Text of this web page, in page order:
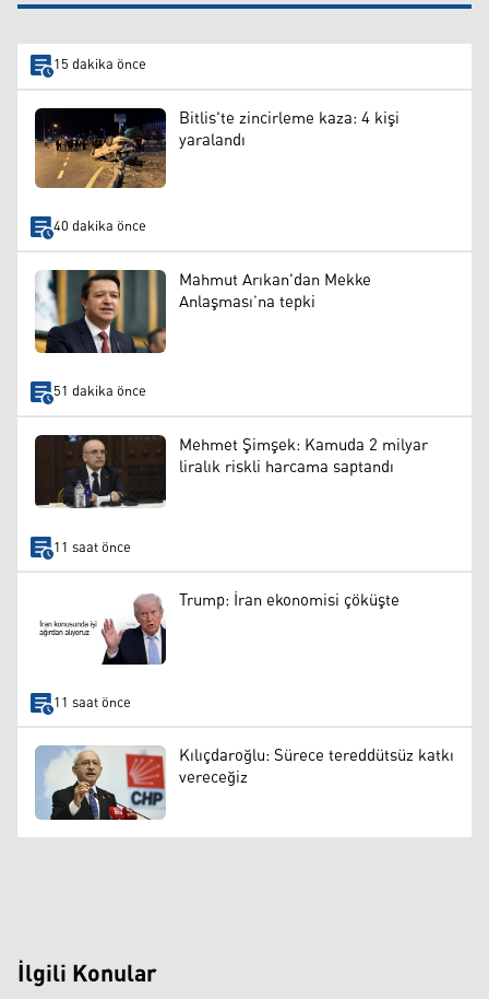
15 dakika önce
Bitlis'te zincirleme kaza: 4 kişi
yaralandı
40 dakika önce
Mahmut Arıkan'dan Mekke
Anlaşması’na tepki
51 dakika önce
Mehmet Şimşek: Kamuda 2 milyar
liralık riskli harcama saptandı
11 saat önce
Trump: İran ekonomisi çöküşte
11 saat önce
Kılıçdaroğlu: Sürece tereddütsüz katkı
vereceğiz
İlgili Konular